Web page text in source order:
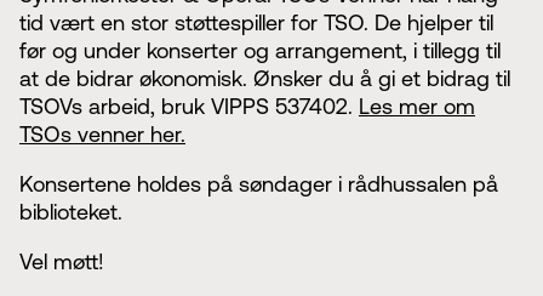
tid vært en stor støttespiller for TSO. De hjelper til
før og under konserter og arrangement, i tillegg til
at de bidrar økonomisk. Ønsker du å gi et bidrag til
TSOVs arbeid, bruk VIPPS 537402. Les mer om
TSOs venner her.
Konsertene holdes på søndager i rådhussalen på
biblioteket.
Vel møtt!